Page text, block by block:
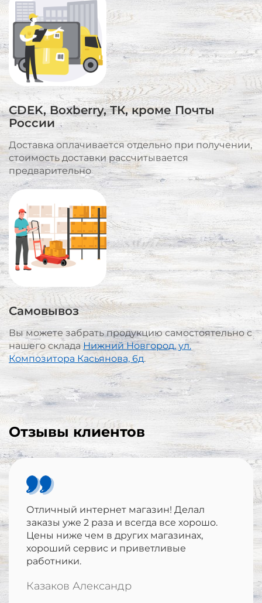
CDEK, Boxberry, ТК, кроме Почты
России
Доставка оплачивается отдельно при получении,
стоимость доставки рассчитывается
предварительно
Самовывоз
Вы можете забрать продукцию самостоятельно с
нашего склада Нижний Новгород, ул.
Композитора Касьянова, 6д.
Отзывы клиентов
Отличный интернет магазин! Делал
заказы уже 2 раза и всегда все хорошо.
Цены ниже чем в других магазинах,
хороший сервис и приветливые
работники.
Казаков Александр